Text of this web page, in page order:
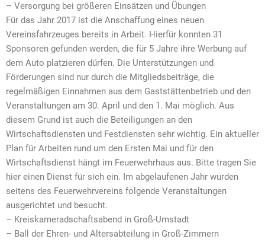
– Versorgung bei größeren Einsätzen und Übungen
Für das Jahr 2017 ist die Anschaffung eines neuen
Vereinsfahrzeuges bereits in Arbeit. Hierfür konnten 31
Sponsoren gefunden werden, die für 5 Jahre ihre Werbung auf
dem Auto platzieren dürfen. Die Unterstützungen und
Förderungen sind nur durch die Mitgliedsbeiträge, die
regelmäßigen Einnahmen aus dem Gaststättenbetrieb und den
Veranstaltungen am 30. April und den 1. Mai möglich. Aus
diesem Grund ist auch die Beteiligungen an den
Wirtschaftsdiensten und Festdiensten sehr wichtig. Ein aktueller
Plan für Arbeiten rund um den Ersten Mai und für den
Wirtschaftsdienst hängt im Feuerwehrhaus aus. Bitte tragen Sie
hier einen Dienst für sich ein. Im abgelaufenen Jahr wurden
seitens des Feuerwehrvereins folgende Veranstaltungen
ausgerich­tet und besucht.
– Kreiskameradschaftsabend in Groß-Umstadt
– Ball der Ehren- und Altersabteilung in Groß-Zimmern